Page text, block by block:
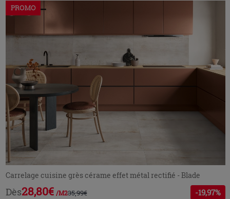
PROMO
Carrelage cuisine grès cérame effet métal rectifié - Blade
Dès28,80€ /M235,99€ -19,97%